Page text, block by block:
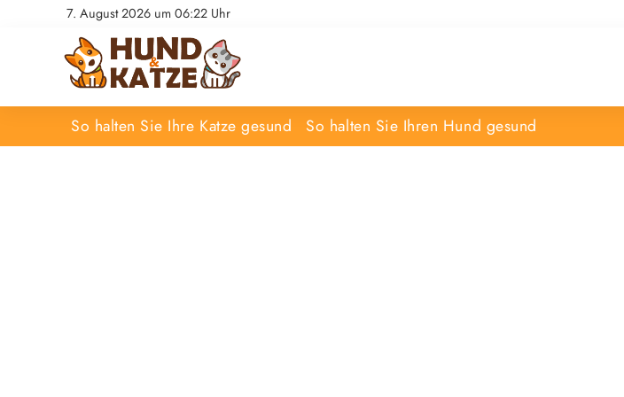
7. August 2026 um 06:22 Uhr
So halten Sie Ihre Katze gesund So halten Sie Ihren Hund gesund